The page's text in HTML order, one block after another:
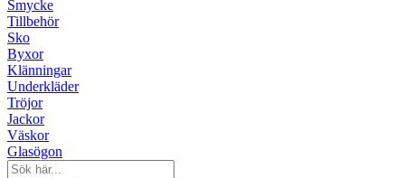
Smycke
Tillbehör
Sko
Byxor
Klänningar
Underkläder
Tröjor
Jackor
Väskor
Glasögon